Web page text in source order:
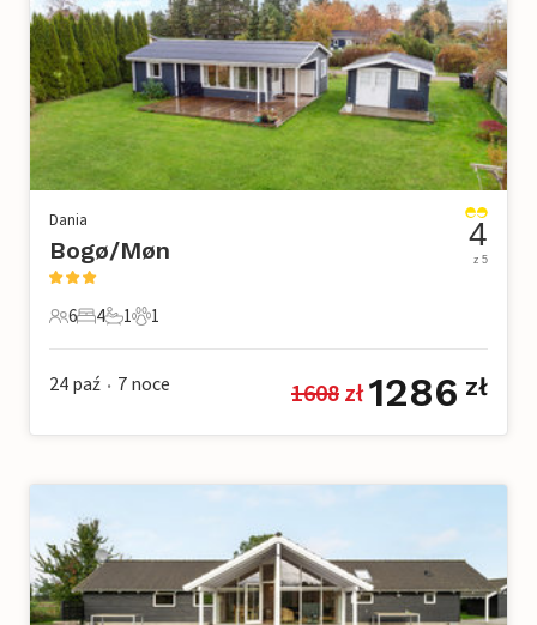
Dania
Bogø/Møn
6 Goście
6
4 Sypialnie
4
1 Łazienka
1
1 Zwierzę domowe
1
4
z 5
24 paź • 7 noce 1608 zł 1286 zł